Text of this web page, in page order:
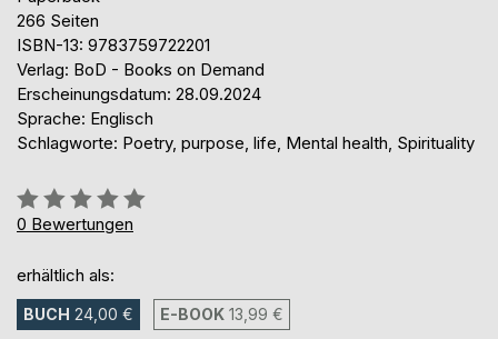
266 Seiten
ISBN-13: 9783759722201
Verlag: BoD - Books on Demand
Erscheinungsdatum: 28.09.2024
Sprache: Englisch
Schlagworte: Poetry, purpose, life, Mental health, Spirituality
Bewertung::
0%
0 Bewertungen
erhältlich als:
BUCH 24,00 € E-BOOK 13,99 €